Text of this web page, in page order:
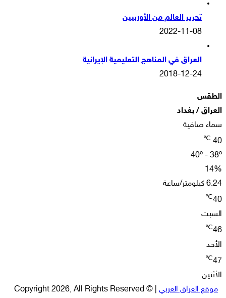
تحرير العالم من الأوربيين
2022-11-08
العراق في المناهج التعليمية الإيرانية
2018-12-24
الطقس
العراق / بغداد
سماء صافية
40
℃
40º - 38º
14%
6.24 كيلومتر/ساعة
40
℃
السبت
46
℃
الأحد
47
℃
الأثنين
موقع العراق العربي | © Copyright 2026, All Rights Reserved